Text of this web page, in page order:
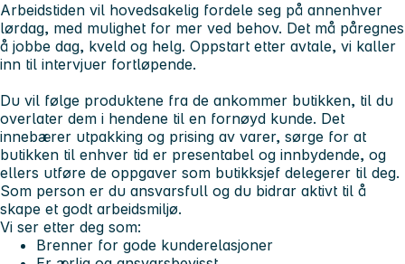
Arbeidstiden vil hovedsakelig fordele seg på annenhver
lørdag, med mulighet for mer ved behov. Det må påregnes
å jobbe dag, kveld og helg. Oppstart etter avtale, vi kaller
inn til intervjuer fortløpende.
Du vil følge produktene fra de ankommer butikken, til du
overlater dem i hendene til en fornøyd kunde. Det
innebærer utpakking og prising av varer, sørge for at
butikken til enhver tid er presentabel og innbydende, og
ellers utføre de oppgaver som butikksjef delegerer til deg.
Som person er du ansvarsfull og du bidrar aktivt til å
skape et godt arbeidsmiljø.
Vi ser etter deg som:
Brenner for gode kunderelasjoner